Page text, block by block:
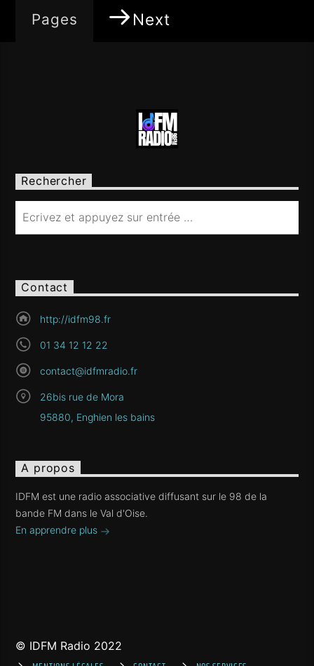
Pages Next
Rechercher
Contact
http://idfm98.fr
01 34 12 12 22
contact@idfmradio.fr
26bis rue de Mora
95880, Enghien les bains
A propos
IDFM est une radio associative diffusant sur le 98 de la
bande FM dans le Val d'Oise.
En apprendre plus
© IDFM Radio 2022